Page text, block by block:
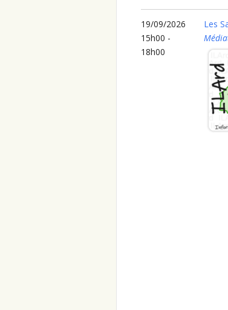
19/09/2026
15h00 -
18h00
Les